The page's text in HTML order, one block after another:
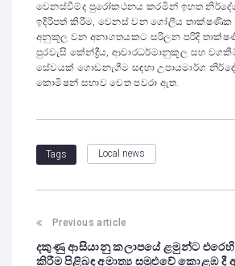
වෙනස්වීම්ද පුරෝකථනය කරමින් ඉහත
ඉදිරිපත් කිරීම, වෙනස් වන ගෝලීය
අනුකූල වන අනාගතයකට සරිලන පරිදි
පුරවැසි කේන්ද්‍රීය, ආචාරධර්මානුකූල සහ
සේවයක් ගොඩනැගීම සඳහා උපායමාර්ග
කොමිෂන් සභාව වෙත පවරා ඇත.
Tags Local news
Previous article
දකුණු ආසියානු කලාපයේ ළමුන්ට
කිරීම පිළිබඳ අමාත්‍ය සමුළුවේ කොළඹ දී